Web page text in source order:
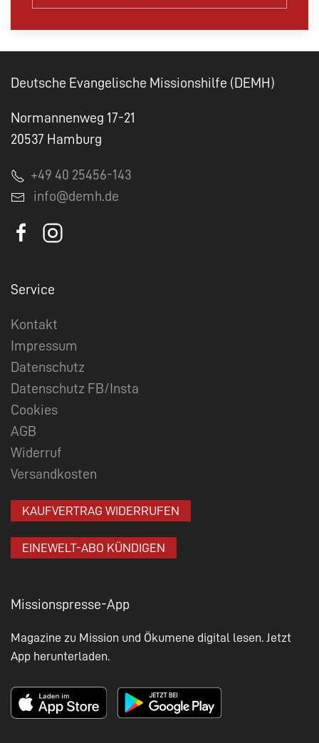
Deutsche Evangelische Missionshilfe (DEMH)
Normannenweg 17-21
20537 Hamburg
+49 40 25456-143
info@demh.de
Service
Kontakt
Impressum
Datenschutz
Datenschutz FB/Insta
Cookies
AGB
Widerruf
Versandkosten
KAUFVERTRAG WIDERRUFEN
EINEWELT-ABO KÜNDIGEN
Missionspresse-App
Magazine zu Mission und Ökumene digital lesen. Jetzt
App herunterladen.